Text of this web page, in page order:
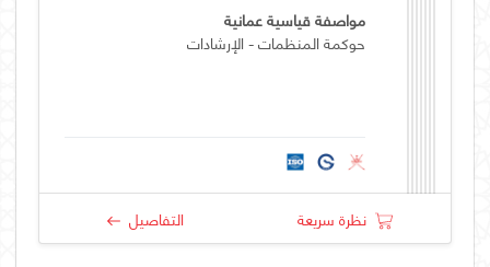
مواصفة قياسية عمانية
حوكمة المنظمات - الإرشادات
نظرة سريعة التفاصيل